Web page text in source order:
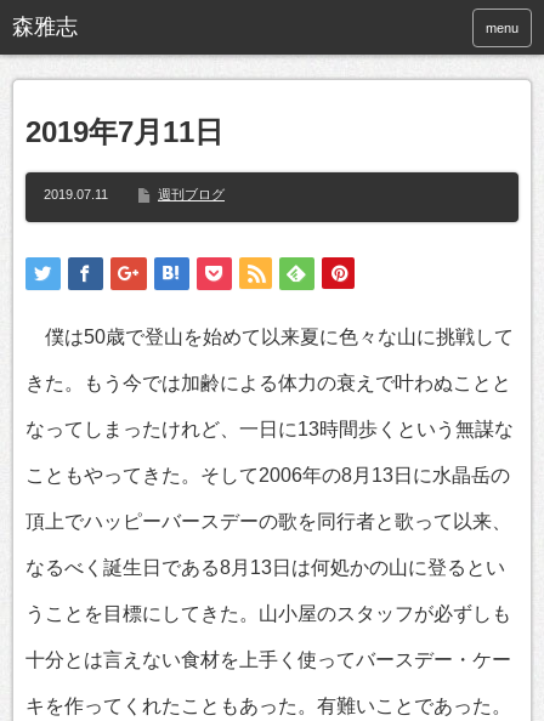
menu
2019年7月11日
2019.07.11 週刊ブログ
僕は50歳で登山を始めて以来夏に色々な山に挑戦して
きた。もう今では加齢による体力の衰えで叶わぬことと
なってしまったけれど、一日に13時間歩くという無謀な
こともやってきた。そして2006年の8月13日に水晶岳の
頂上でハッピーバースデーの歌を同行者と歌って以来、
なるべく誕生日である8月13日は何処かの山に登るとい
うことを目標にしてきた。山小屋のスタッフが必ずしも
十分とは言えない食材を上手く使ってバースデー・ケー
キを作ってくれたこともあった。有難いことであった。